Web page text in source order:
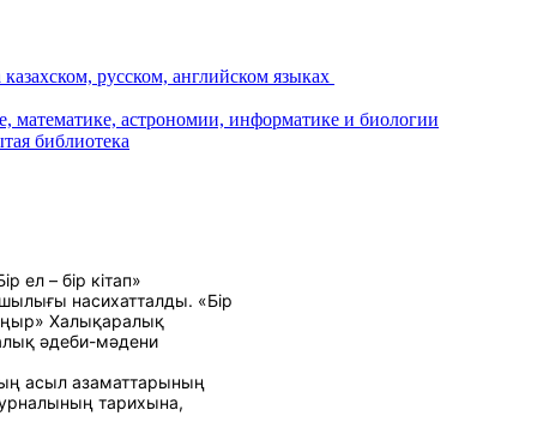
ел – бір кітап»
насихатталды. «Бір
Халықаралық
әдеби-мәдени
асыл азаматтарының
тарихына,